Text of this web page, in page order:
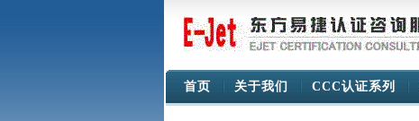
首页 关于我们 CCC认证系列